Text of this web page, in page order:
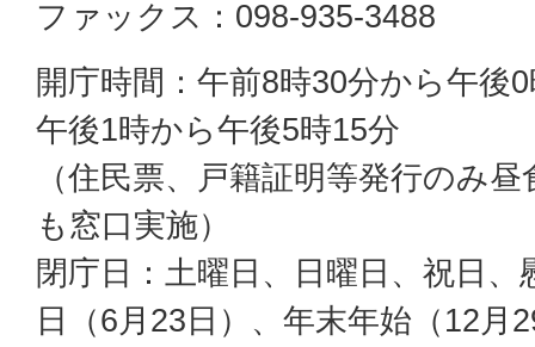
ファックス：098-935-3488
開庁時間：午前8時30分から午後
午後1時から午後5時15分
（住民票、戸籍証明等発行のみ昼
も窓口実施）
閉庁日：土曜日、日曜日、祝日、
日（6月23日）、年末年始（12月